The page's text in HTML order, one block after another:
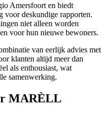
Amersfoort en biedt
voor deskundige rapporten.
niet alleen worden
voor hun nieuwe bewoners.
van eerlijk advies met
klanten altijd meer dan
als enthousiast, wat
samenwerking.
MARÈLL